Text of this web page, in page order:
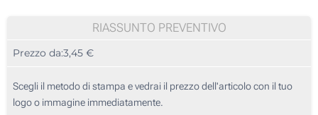
3 Colori (In basso)
Senza stampa
20
50
100
RIASSUNTO PREVENTIVO
Prezzo da:3,45 €
Scegli il metodo di stampa e vedrai il prezzo dell'articolo con il tuo
logo o immagine immediatamente.